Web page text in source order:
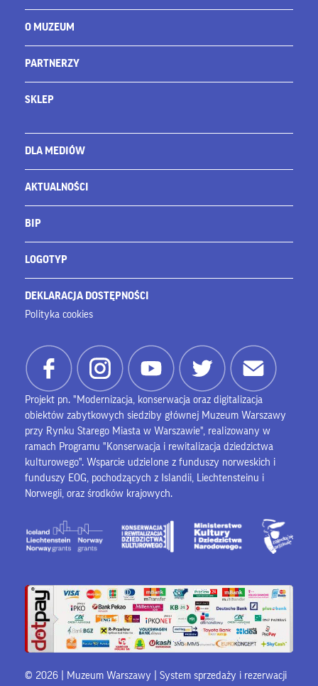
O MUZEUM
PARTNERZY
SKLEP
DLA MEDIÓW
AKTUALNOŚCI
BIP
LOGOTYP
DEKLARACJA DOSTĘPNOŚCI
Polityka cookies
Projekt pn. "Modernizacja, konserwacja oraz digitalizacja
obiektów zabytkowych siedziby głównej Muzeum Warszawy
przy Rynku Starego Miasta w Warszawie", realizowany w
ramach Programu "Konserwacja i rewitalizacja dziedzictwa
kulturowego". Wsparcie udzielone z funduszy norweskich i
funduszy EOG, pochodzących z Islandii, Liechtensteinu i
Norwegii, oraz środków krajowych.
© 2026 | Muzeum Warszawy | System sprzedaży i rezerwacji